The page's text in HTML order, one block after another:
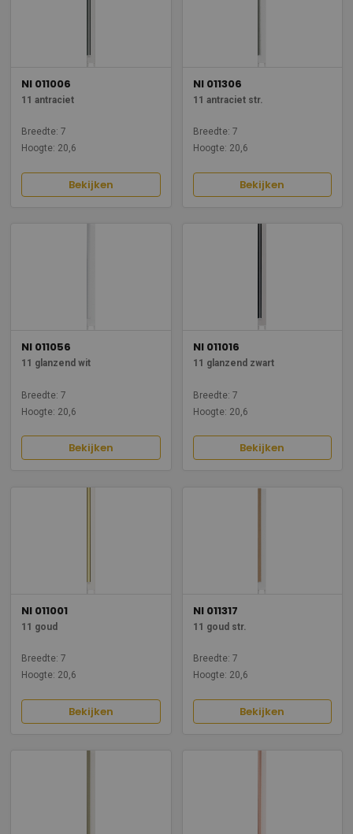
NI 011006
11 antraciet
Breedte: 7
Hoogte: 20,6
Bekijken
NI 011306
11 antraciet str.
Breedte: 7
Hoogte: 20,6
Bekijken
NI 011056
11 glanzend wit
Breedte: 7
Hoogte: 20,6
Bekijken
NI 011016
11 glanzend zwart
Breedte: 7
Hoogte: 20,6
Bekijken
NI 011001
11 goud
Breedte: 7
Hoogte: 20,6
Bekijken
NI 011317
11 goud str.
Breedte: 7
Hoogte: 20,6
Bekijken